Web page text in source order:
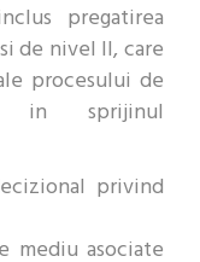
pregatirea
de nivel II, care
procesului de
in sprijinul
privind
mediu asociate